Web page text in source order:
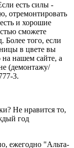
есть силы -
отремонтировать
и хорошие
сможете
Более того, если
в цвете вы
на нашем сайте, а
(демонтажу/
3.
Не нравится то,
год
ежегодно "Альта-